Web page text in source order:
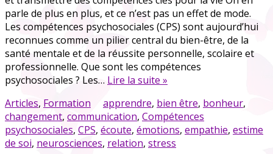
parle de plus en plus, et ce n’est pas un effet de mode.
Les compétences psychosociales (CPS) sont aujourd’hui
reconnues comme un pilier central du bien-être, de la
santé mentale et de la réussite personnelle, scolaire et
professionnelle. Que sont les compétences
psychosociales ? Les… Lire la suite »
Articles, Formation apprendre, bien être, bonheur,
changement, communication, Compétences
psychosociales, CPS, écoute, émotions, empathie, estime
de soi, neurosciences, relation, stress